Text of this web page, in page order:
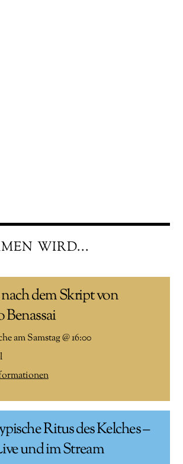
WIRD...
dem Skript von
am Samstag@16:00
Ritus des Kelches –
und im Stream